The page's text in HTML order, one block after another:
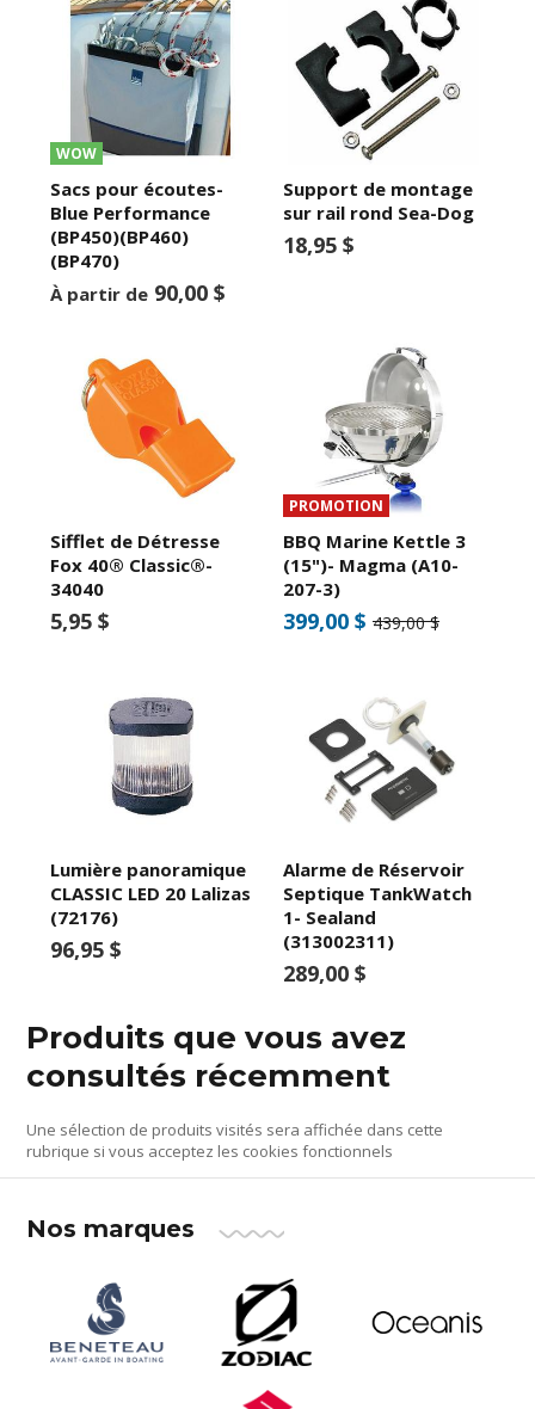
WOW
Sacs pour écoutes-
Blue Performance
(BP450)(BP460)
(BP470)
À partir de 90,00 $
Support de montage
sur rail rond Sea-Dog
18,95 $
Sifflet de Détresse
Fox 40® Classic®-
34040
5,95 $
PROMOTION
BBQ Marine Kettle 3
(15")- Magma (A10-
207-3)
399,00 $ 439,00 $
Lumière panoramique
CLASSIC LED 20 Lalizas
(72176)
96,95 $
Alarme de Réservoir
Septique TankWatch
1- Sealand
(313002311)
289,00 $
Produits que vous avez
consultés récemment
Une sélection de produits visités sera affichée dans cette
rubrique si vous acceptez les cookies fonctionnels
Nos marques